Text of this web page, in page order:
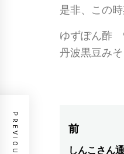
是非、この
ゆずぽん酢
丹波黒豆み
投
前
しんこさん